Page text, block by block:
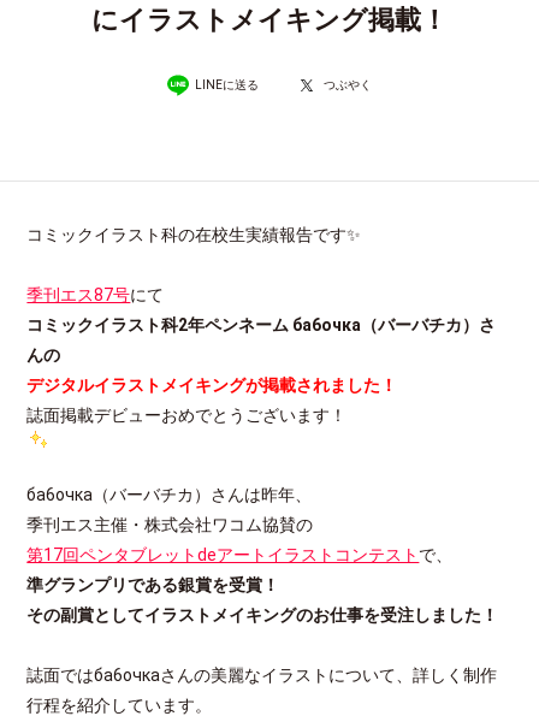
にイラストメイキング掲載！
LINEに送る つぶやく
コミックイラスト科の在校生実績報告です✨
季刊エス87号にて
コミックイラスト科2年ペンネーム ба6очка（バーバチカ）さ
んの
デジタルイラストメイキングが掲載されました！
誌面掲載デビューおめでとうございます！
ба6очка（バーバチカ）さんは昨年、
季刊エス主催・株式会社ワコム協賛の
第17回ペンタブレットdeアートイラストコンテスト で、
準グランプリである銀賞を受賞！
その副賞としてイラストメイキングのお仕事を受注しました！
誌面ではба6очкаさんの美麗なイラストについて、詳しく制作
行程を紹介しています。